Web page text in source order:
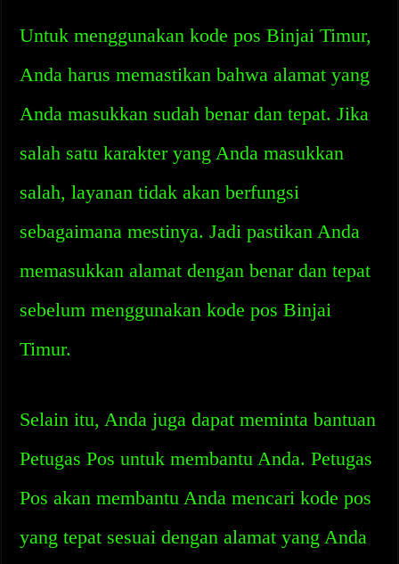
Untuk menggunakan kode pos Binjai Timur,
Anda harus memastikan bahwa alamat yang
Anda masukkan sudah benar dan tepat. Jika
salah satu karakter yang Anda masukkan
salah, layanan tidak akan berfungsi
sebagaimana mestinya. Jadi pastikan Anda
memasukkan alamat dengan benar dan tepat
sebelum menggunakan kode pos Binjai
Timur.
Selain itu, Anda juga dapat meminta bantuan
Petugas Pos untuk membantu Anda. Petugas
Pos akan membantu Anda mencari kode pos
yang tepat sesuai dengan alamat yang Anda